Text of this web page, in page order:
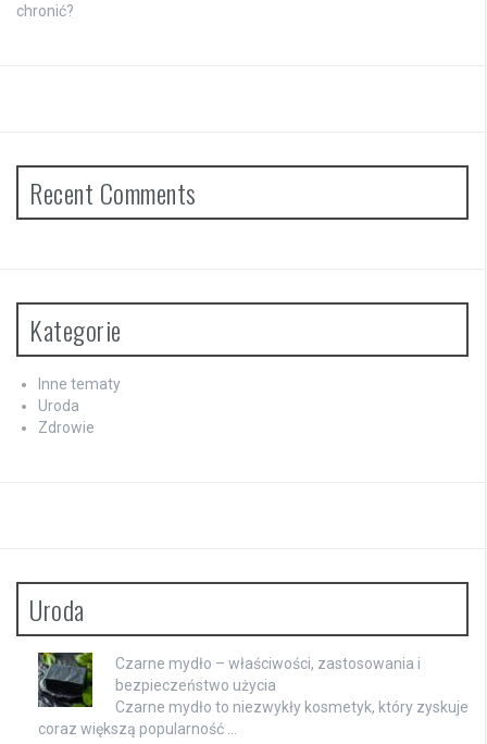
chronić?
Recent Comments
Kategorie
Inne tematy
Uroda
Zdrowie
Uroda
Czarne mydło – właściwości, zastosowania i
bezpieczeństwo użycia
Czarne mydło to niezwykły kosmetyk, który zyskuje
coraz większą popularność …